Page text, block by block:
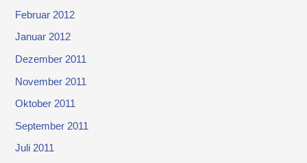
Februar 2012
Januar 2012
Dezember 2011
November 2011
Oktober 2011
September 2011
Juli 2011